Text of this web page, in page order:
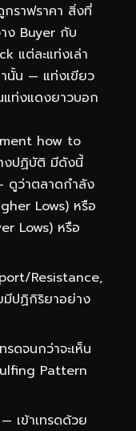
กราฟราคา สิ่งที่
ง Buyer กับ
แต่ละแท่งเล่า
านั้น — แท่งเขียว
ท่งแดงยาวบอก
how to
งปฏิบัติ มีดังนี้
ดูว่าตลาดกำลัง
Lows) หรือ
Lows) หรือ
Resistance,
มีปฏิกิริยาอย่าง
รดจนกว่าจะเห็น
Pattern
— เข้าเทรดด้วย